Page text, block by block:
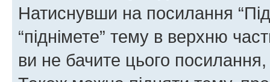
Натиснувши на посилання
“піднімете” тему в верхню
ви не бачите цього